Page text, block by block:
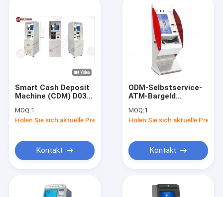
Smart Cash Deposit
Machine (CDM) D03L
Einzahlungsmaschine
für Banknoten
MOQ:1
Holen Sie sich aktuelle Preis
Kontakt
ODM-Selbstservice-
ATM-Bargeld
Anschluss für Bank-
Zahlung
MOQ:1
Holen Sie sich aktuelle Preis
Kontakt